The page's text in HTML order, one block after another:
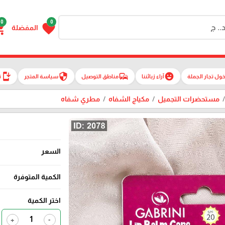
0
favorite المفضلة
0
تجار الجملة emoji_emotionsآراء زبائننا commuteمناطق التوصيل securityسياسة المتجر install_mobile
مستحضرات التجميل مكياج الشفاه مطري شفاه
السعر
الكمية المتوفرة
اختر الكمية
-
+